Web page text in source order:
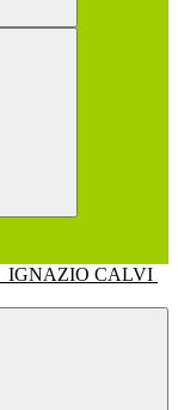
IGNAZIO CALVI